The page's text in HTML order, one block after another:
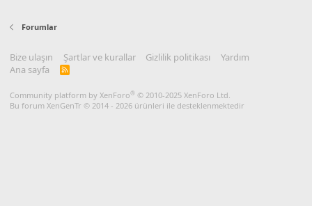
Forumlar
Bize ulaşın Şartlar ve kurallar Gizlilik politikası
Yardım
Ana sayfa
R
Community platform by XenForo® © 2010-2025 XenForo Ltd.
Bu forum XenGenTr © 2014 - 2026 ürünleri ile desteklenmektedir